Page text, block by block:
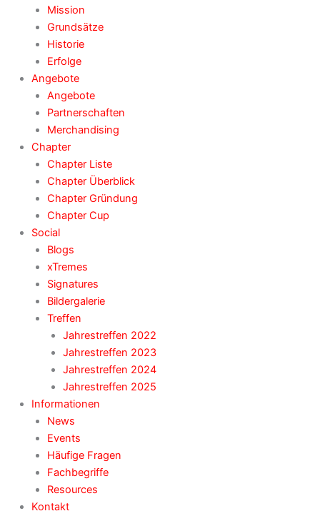
Mission
Grundsätze
Historie
Erfolge
Angebote
Angebote
Partnerschaften
Merchandising
Chapter
Chapter Liste
Chapter Überblick
Chapter Gründung
Chapter Cup
Social
Blogs
xTremes
Signatures
Bildergalerie
Treffen
Jahrestreffen 2022
Jahrestreffen 2023
Jahrestreffen 2024
Jahrestreffen 2025
Informationen
News
Events
Häufige Fragen
Fachbegriffe
Resources
Kontakt